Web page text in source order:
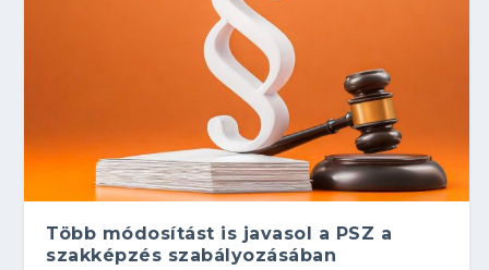
Több módosítást is javasol a PSZ a
szakképzés szabályozásában